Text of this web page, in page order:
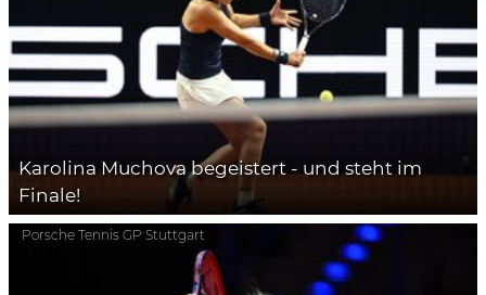
Karolina Muchova begeistert - und steht im
Finale!
Porsche Tennis GP Stuttgart